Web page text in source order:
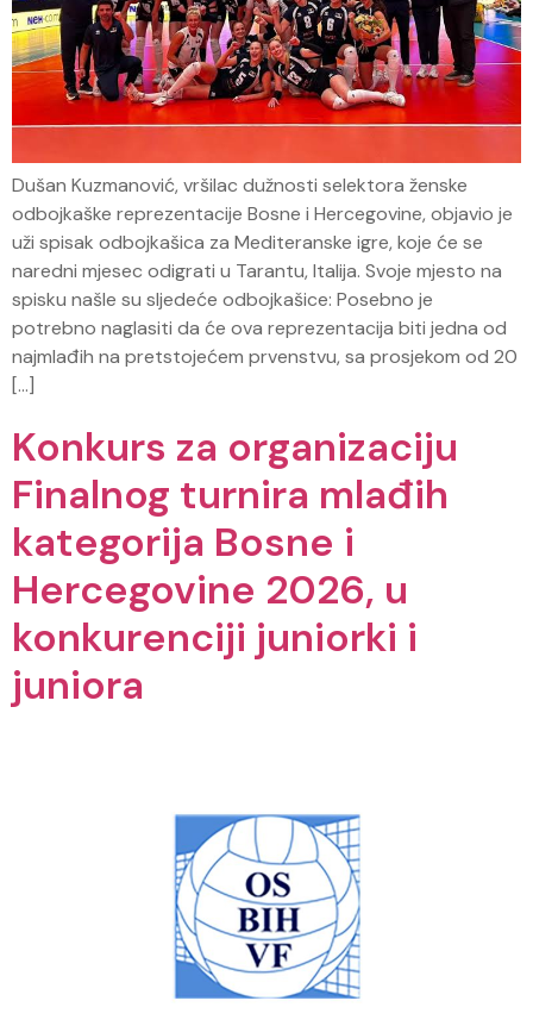
Dušan Kuzmanović, vršilac dužnosti selektora ženske
odbojkaške reprezentacije Bosne i Hercegovine, objavio je
uži spisak odbojkašica za Mediteranske igre, koje će se
naredni mjesec odigrati u Tarantu, Italija. Svoje mjesto na
spisku našle su sljedeće odbojkašice: Posebno je
potrebno naglasiti da će ova reprezentacija biti jedna od
najmlađih na pretstojećem prvenstvu, sa prosjekom od 20
[…]
Konkurs za organizaciju
Finalnog turnira mlađih
kategorija Bosne i
Hercegovine 2026, u
konkurenciji juniorki i
juniora